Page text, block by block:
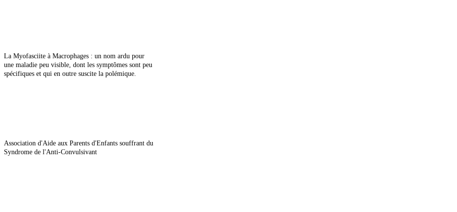
La Myofasciite à Macrophages : un nom ardu pour
une maladie peu visible, dont les symptômes sont peu
spécifiques et qui en outre suscite la polémique.
Association d'Aide aux Parents d'Enfants souffrant du
Syndrome de l'Anti-Convulsivant